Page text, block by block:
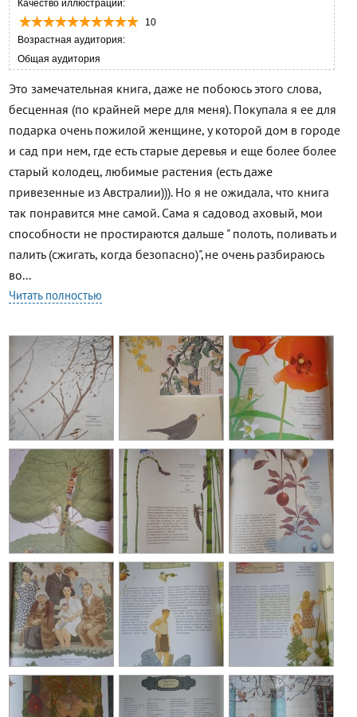
Качество иллюстраций:
10
Возрастная аудитория:
Общая аудитория
Это замечательная книга, даже не побоюсь этого слова,
бесценная (по крайней мере для меня). Покупала я ее для
подарка очень пожилой женщине, у которой дом в городе
и сад при нем, где есть старые деревья и еще более более
старый колодец, любимые растения (есть даже
привезенные из Австралии))). Но я не ожидала, что книга
так понравится мне самой. Сама я садовод аховый, мои
способности не простираются дальше " полоть, поливать и
палить (сжигать, когда безопасно)",не очень разбираюсь
во...
Читать полностью